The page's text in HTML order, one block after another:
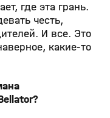
где эта грань.
честь,
И все. Это
какие‑то